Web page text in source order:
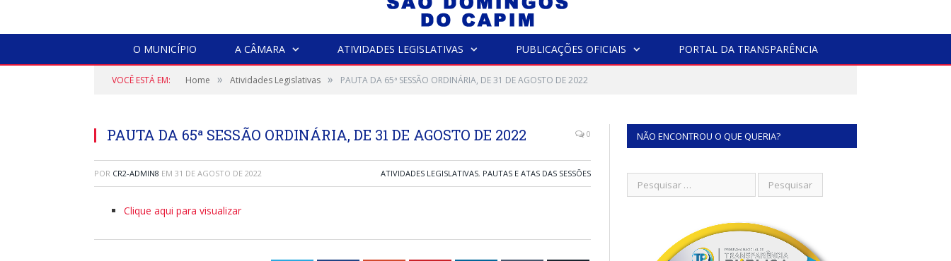
O MUNICÍPIO A CÂMARA ATIVIDADES LEGISLATIVAS PUBLICAÇÕES OFICIAIS PORTAL DA TRANSPARÊNCIA
VOCÊ ESTÁ EM: Home » Atividades Legislativas » PAUTA DA 65ª SESSÃO ORDINÁRIA, DE 31 DE AGOSTO DE 2022
PAUTA DA 65ª SESSÃO ORDINÁRIA, DE 31 DE AGOSTO DE 2022 0
POR CR2-ADMIN8 EM 31 DE AGOSTO DE 2022 ATIVIDADES LEGISLATIVAS, PAUTAS E ATAS DAS SESSÕES
Clique aqui para visualizar
NÃO ENCONTROU O QUE QUERIA?